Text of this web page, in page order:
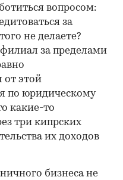
вопросом:
за
не делаете?
за пределами
от этой
по юридическому
какие-то
три кипрских
их доходов
бизнеса не